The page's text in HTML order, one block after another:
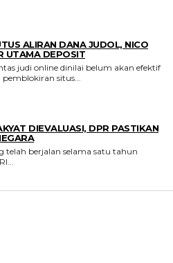
ALIRAN DANA JUDOL, NICO
UTAMA DEPOSIT
judi online dinilai belum akan efektif
situs...
DIEVALUASI, DPR PASTIKAN
telah berjalan selama satu tahun